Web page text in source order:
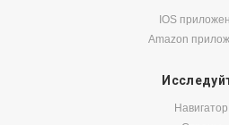
IOS
Amazon
Навигатор